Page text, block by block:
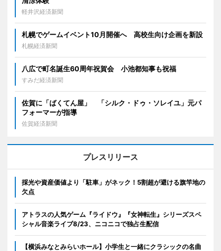
軽井沢経済新聞
札幌でゲームイベント10月開催へ 高校生向け企画を新設
札幌経済新聞
八広で町名誕生60周年祝賀会 小池都知事も祝福
すみだ経済新聞
佐賀に「ばくてん屋」 「シルク・ドゥ・ソレイユ」元パ
フォーマーが指導
佐賀経済新聞
プレスリリース
採光や資産価値より「駐車」がネック！5割超が避ける旗竿地の
欠点
アトラスの人気ゲーム『ライドウ』『女神転生』シリーズスペ
シャル音楽ライブ8/23、ニコニコで独占生配信
【横浜みなとみらいホール】小学生と一緒にクラシックの名曲